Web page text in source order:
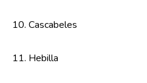
10. Cascabeles
11. Hebilla